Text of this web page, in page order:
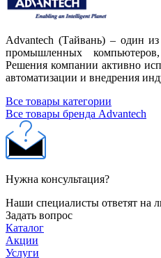
Advantech (Тайвань) – один
промышленных
Решения компании активно
автоматизации и внедрения
Все товары категории
Все товары бренда Advantech
Нужна консультация?
Наши специалисты ответят на
Задать вопрос
Каталог
Акции
Услуги